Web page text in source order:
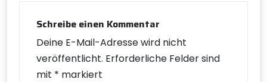
Schreibe einen Kommentar
Deine E-Mail-Adresse wird nicht
veröffentlicht. Erforderliche Felder sind
mit * markiert